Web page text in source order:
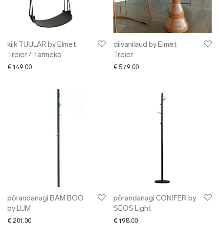
kiik TUULAR by Elmet
Treier / Tarmeko
€ 149.00
diivanilaud by Elmet
Treier
€ 579.00
põrandanagi BAM BOO
by LUM
€ 201.00
põrandanagi CONIFER by
SEOS Light
€ 198.00